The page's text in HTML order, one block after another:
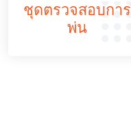
ชุดตรวจสอบการ
พ่น